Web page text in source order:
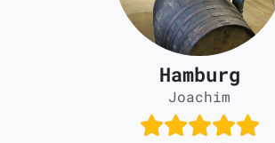
Hamburg
Joachim